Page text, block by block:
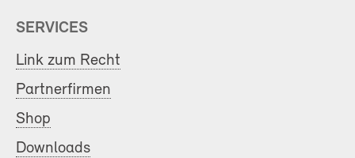
SERVICES
Link zum Recht
Partnerfirmen
Shop
Downloads